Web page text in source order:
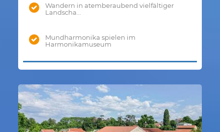
Wandern in atemberaubend vielfältiger
Landscha...
Mundharmonika spielen im
Harmonikamuseum